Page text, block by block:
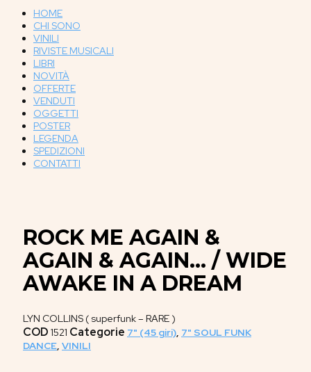
HOME
CHI SONO
VINILI
RIVISTE MUSICALI
LIBRI
NOVITÀ
OFFERTE
VENDUTI
OGGETTI
POSTER
LEGENDA
SPEDIZIONI
CONTATTI
ROCK ME AGAIN &
AGAIN & AGAIN… / WIDE
AWAKE IN A DREAM
LYN COLLINS ( superfunk – RARE )
COD 1521 Categorie 7" (45 giri), 7" SOUL FUNK
DANCE, VINILI